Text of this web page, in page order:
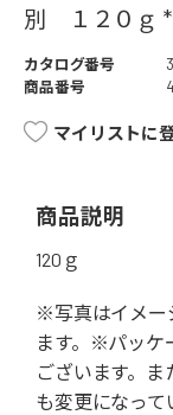
別 １２０ｇ *
カタログ番号
商品番号
マイリストに
商品説明
120ｇ
※写真はイメー
ます。※パッケ
ございます。
も変更になって